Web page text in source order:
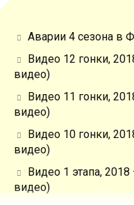
Аварии 4 сезона в
Видео 12 гонки,
видео)
Видео 11 гонки,
видео)
Видео 10 гонки,
видео)
Видео 1 этапа,
видео)